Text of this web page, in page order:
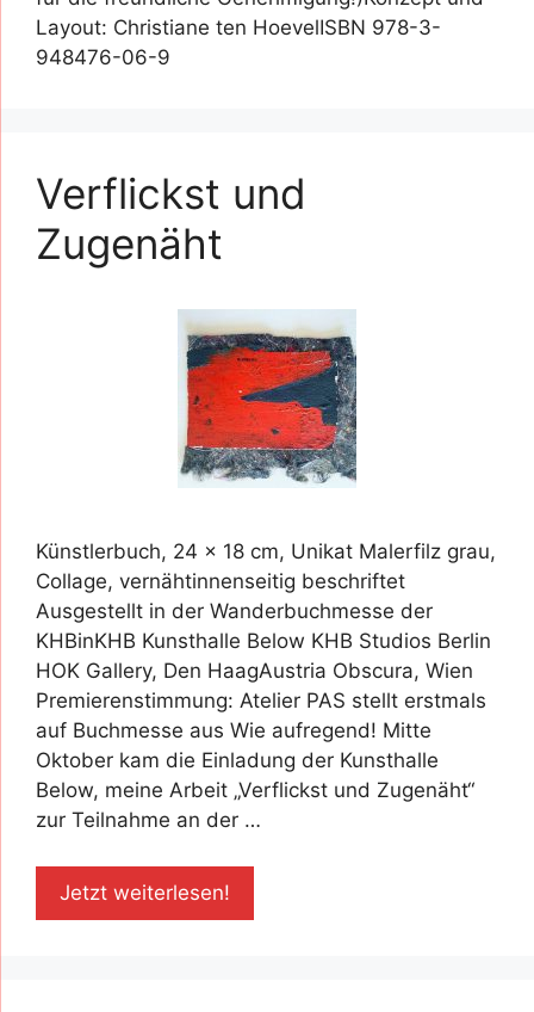
Layout: Christiane ten HoevelISBN 978-3-
948476-06-9
Verflickst und
Zugenäht
Künstlerbuch, 24 x 18 cm, Unikat Malerfilz grau,
Collage, vernähtinnenseitig beschriftet
Ausgestellt in der Wanderbuchmesse der
KHBinKHB Kunsthalle Below KHB Studios Berlin
HOK Gallery, Den HaagAustria Obscura, Wien
Premierenstimmung: Atelier PAS stellt erstmals
auf Buchmesse aus Wie aufregend! Mitte
Oktober kam die Einladung der Kunsthalle
Below, meine Arbeit „Verflickst und Zugenäht“
zur Teilnahme an der …
Jetzt weiterlesen!